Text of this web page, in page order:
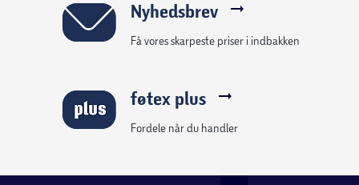
Nyhedsbrev
Få vores skarpeste priser i indbakken
føtex plus
Fordele når du handler